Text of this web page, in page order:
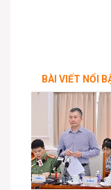
BÀI VIẾT NỔI